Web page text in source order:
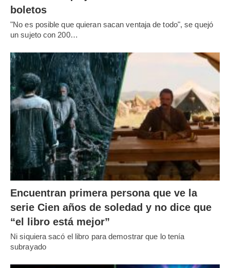
boletos
"No es posible que quieran sacan ventaja de todo", se quejó
un sujeto con 200…
Encuentran primera persona que ve la
serie Cien años de soledad y no dice que
“el libro está mejor”
Ni siquiera sacó el libro para demostrar que lo tenía
subrayado